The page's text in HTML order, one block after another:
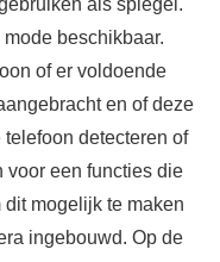
als spiegel.
beschikbaar.
of er voldoende
en of deze
detecteren of
voor een functies die
mogelijk te maken
ingebouwd. Op de